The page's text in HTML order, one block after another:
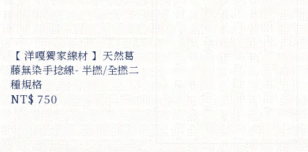
【 洋嘎獨家線材 】天然葛
藤無染手捻線- 半撚/全撚二
種規格
Regular
NT$ 750